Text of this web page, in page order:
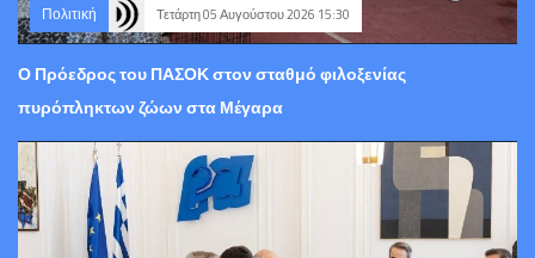
Πολιτική Τετάρτη 05 Αυγούστου 2026 15:30
Ο Πρόεδρος του ΠΑΣΟΚ στον σταθμό φιλοξενίας
πυρόπληκτων ζώων στα Μέγαρα